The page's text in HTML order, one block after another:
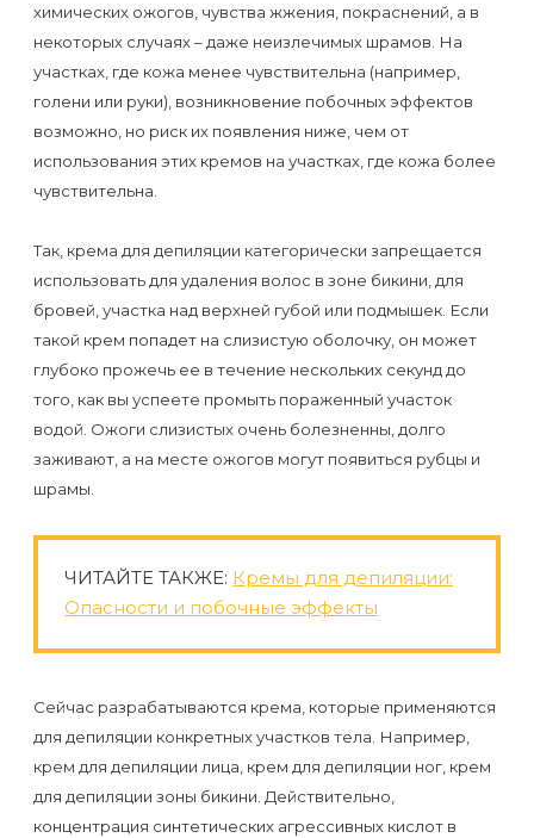
Что
нужно
перед
визитом
к
косметологу?
Рекомендации
по
уходу
за
после
или
Виды
воска
для
депиляции
химических ожогов, чувства жжения, покраснений, а в
некоторых случаях – даже неизлечимых шрамов. На
участках, где кожа менее чувствительна (например,
голени или руки), возникновение побочных эффектов
возможно, но риск их появления ниже, чем от
использования этих кремов на участках, где кожа более
чувствительна.
Так, крема для депиляции категорически запрещается
использовать для удаления волос в зоне бикини, для
бровей, участка над верхней губой или подмышек. Если
такой крем попадет на слизистую оболочку, он может
глубоко прожечь ее в течение нескольких секунд до
того, как вы успеете промыть пораженный участок
водой. Ожоги слизистых очень болезненны, долго
заживают, а на месте ожогов могут появиться рубцы и
шрамы.
ЧИТАЙТЕ ТАКЖЕ: Кремы для депиляции:
Опасности и побочные эффекты
Сейчас разрабатываются крема, которые применяются
для депиляции конкретных участков тела. Например,
крем для депиляции лица, крем для депиляции ног, крем
для депиляции зоны бикини. Действительно,
концентрация синтетических агрессивных кислот в